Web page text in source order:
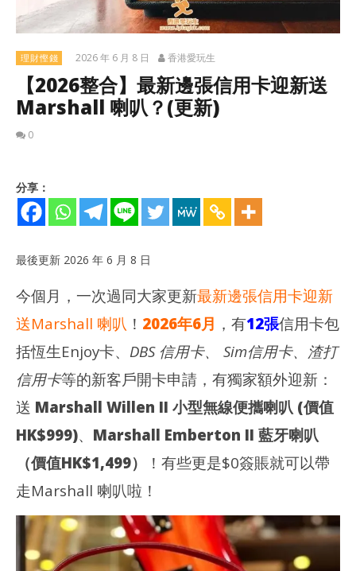
理財慳錢 2026 年 6 月 8 日 香港愛玩生
【2026整合】最新邊張信用卡迎新送
Marshall 喇叭？(更新)
0
NOW VIEWING
【2026整合】最新邊張信用卡迎新送Marshall 喇叭？(更新)
2026
年 6
月 8
日
香
愛
港
愛
玩
分享：
最後更新 2026 年 6 月 8 日
今個月，一次過同大家更新最新邊張信用卡迎新
送Marshall 喇叭 ！ 2026年6月 ，有12張信用卡包
括恆生Enjoy卡、 DBS 信用卡、 Sim信用卡、渣打
信用卡等的新客戶開卡申請，有獨家額外迎新：
送 Marshall Willen II 小型無線便攜喇叭 (價值
HK$999)、 Marshall Emberton II 藍牙喇叭
（價值HK$1,499）
！有些更是$0簽賬就可以帶
走Marshall 喇叭啦！